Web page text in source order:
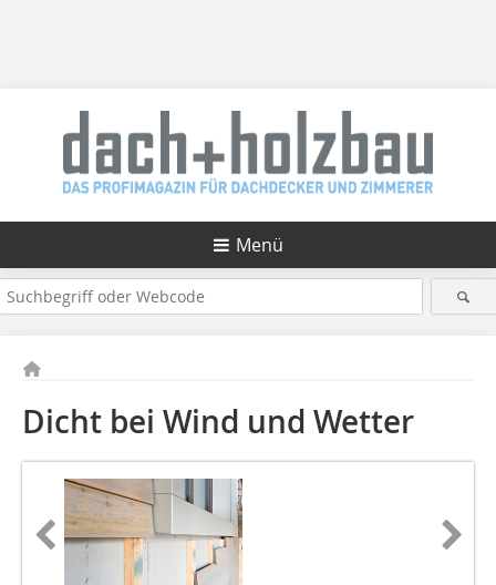
Menü
Dicht bei Wind und Wetter